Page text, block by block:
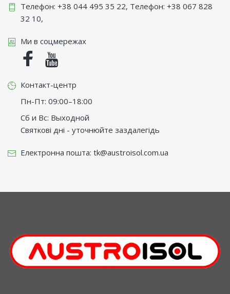
Телефон: +38 044 495 35 22, Телефон: +38 067 828
32 10,
Ми в соцмережах
Facebook
Контакт-центр
Пн-Пт: 09:00–18:00
Сб и Вс: Выходной
Святкові дні - уточнюйте заздалегідь
Електронна пошта: tk@austroisol.com.ua